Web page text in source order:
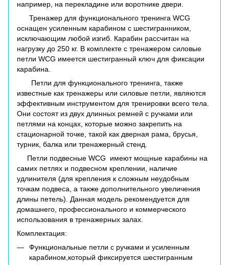
например, на перекладине или воротнике двери.
Тренажер для функционального тренинга WCG
оснащен усиленным карабином с шестигранником,
исключающим любой изгиб. Карабин рассчитан на
нагрузку до 250 кг. В комплекте с тренажером силовые
петли WCG имеется шестигранный ключ для фиксации
карабина.
Петли для функционального тренинга, также
известные как тренажеры или силовые петли, являются
эффективным инструментом для тренировки всего тела.
Они состоят из двух длинных ремней с ручками или
петлями на концах, которые можно закрепить на
стационарной точке, такой как дверная рама, брусья,
турник, балка или тренажерный стенд.
Петли подвесные WCG имеют мощные карабины на
самих петлях и подвесном креплении, наличие
удлинителя (для крепления к сложным неудобным
точкам подвеса, а также дополнительного увеличения
длины петель). Данная модель рекомендуется для
домашнего, профессионального и коммерческого
использования в тренажерных залах.
Комплектация:
Функциональные петли с ручками и усиленным
карабином,который фиксируется шестигранным